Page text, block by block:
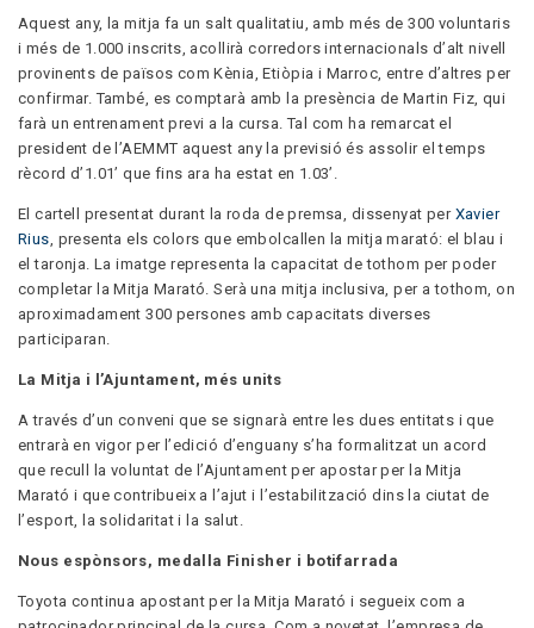
Aquest any, la mitja fa un salt qualitatiu, amb més de 300 voluntaris
i més de 1.000 inscrits, acollirà corredors internacionals d’alt nivell
provinents de països com Kènia, Etiòpia i Marroc, entre d’altres per
confirmar. També, es comptarà amb la presència de Martin Fiz, qui
farà un entrenament previ a la cursa. Tal com ha remarcat el
president de l’AEMMT aquest any la previsió és assolir el temps
rècord d’1.01’ que fins ara ha estat en 1.03’.
El cartell presentat durant la roda de premsa, dissenyat per Xavier
Rius , presenta els colors que embolcallen la mitja marató: el blau i
el taronja. La imatge representa la capacitat de tothom per poder
completar la Mitja Marató. Serà una mitja inclusiva, per a tothom, on
aproximadament 300 persones amb capacitats diverses
participaran.
La Mitja i l’Ajuntament, més units
A través d’un conveni que se signarà entre les dues entitats i que
entrarà en vigor per l’edició d’enguany s’ha formalitzat un acord
que recull la voluntat de l’Ajuntament per apostar per la Mitja
Marató i que contribueix a l’ajut i l’estabilització dins la ciutat de
l’esport, la solidaritat i la salut.
Nous espònsors, medalla Finisher i botifarrada
Toyota continua apostant per la Mitja Marató i segueix com a